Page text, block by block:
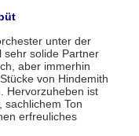
unter der
sehr solide Partner
aber immerhin
von Hindemith
Hervorzuheben ist
Ton
erfreuliches